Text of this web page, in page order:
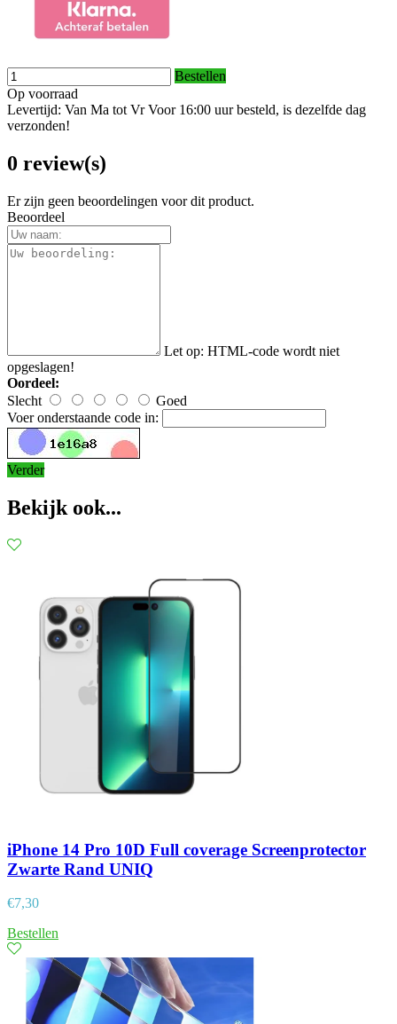
Bestellen
Op voorraad
Levertijd: Van Ma tot Vr Voor 16:00 uur besteld, is dezelfde dag
verzonden!
0 review(s)
Er zijn geen beoordelingen voor dit product.
Beoordeel
Let op: HTML-code wordt niet
opgeslagen!
Oordeel:
Slecht
Goed
Voer onderstaande code in:
Verder
Bekijk ook...
iPhone 14 Pro 10D Full coverage Screenprotector
Zwarte Rand UNIQ
€7,30
Bestellen